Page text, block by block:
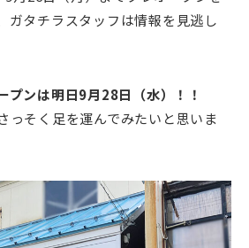
ガタチラスタッフは情報を見逃し
プンは明日9月28日（水）！！
っそく足を運んでみたいと思いま